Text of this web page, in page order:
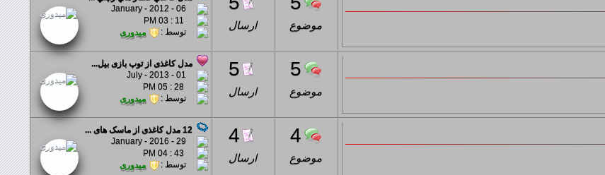
موضوع ارسال
توسط :
میدوری
5
موضوع
5
ارسال
مدل کاغذی از توپ بازی بيل...
توسط :
میدوری
4
موضوع
4
ارسال
12 مدل کاغذی از ماسک های ...
توسط :
میدوری